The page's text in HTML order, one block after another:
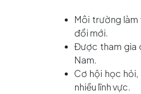
Môi trường
đổi mới.
Được tham gia
Nam.
Cơ hội học
nhiều lĩnh vực.